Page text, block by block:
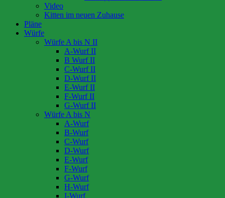
Video
Kitten im neuen Zuhause
Pläne
Würfe
Würfe A bis N II
A-Wurf II
B Wurf II
C-Wurf II
D-Wurf II
E-Wurf II
F-Wurf II
G-Wurf II
Würfe A bis N
A-Wurf
B-Wurf
C-Wurf
D-Wurf
E-Wurf
F-Wurf
G-Wurf
H-Wurf
I-Wurf